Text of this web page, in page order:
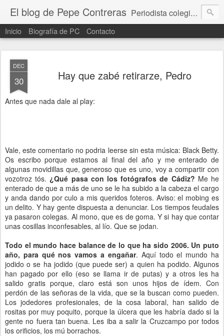
El blog de Pepe Contreras Periodista colegiado CPPA nº 459. Socio de @anisalud y @aprensajerez
Inicio Biografía de PC Contacto
DEC
30 Hay que zabé retirarze, Pedro
Antes que nada dale al play:
Vale, este comentario no podria leerse sin esta música: Black Betty.
Os escribo porque estamos al final del año y me enterado de
algunas movidillas que, generoso que es uno, voy a compartir con
vozotroz tós.¿Qué pasa con los fotógrafos de Cádiz? Me he
enterado de que a más de uno se le ha subido a la cabeza el cargo
y anda dando por culo a mis queridos foteros. Aviso: el mobing es
un delito. Y hay gente dispuesta a denunciar. Los tiempos feudales
ya pasaron colegas. Al mono, que es de goma. Y si hay que contar
unas cosillas inconfesables, al lío. Que se jodan.
Todo el mundo hace balance de lo que ha sido 2006. Un puto
año, para qué nos vamos a engañar. Aquí todo el mundo ha
jodido o se ha jodido (que puede ser) a quien ha podido. Algunos
han pagado por ello (eso se llama ir de putas) y a otros les ha
salido gratis porque, claro está son unos hijos de ídem. Con
perdón de las señoras de la vida, que se la buscan como pueden.
Los jodedores profesionales, de la cosa laboral, han salido de
rositas por muy poquito, porque la úlcera que les habría dado si la
gente no fuera tan buena. Les iba a salir la Cruzcampo por todos
los orificios, los mú borrachos.